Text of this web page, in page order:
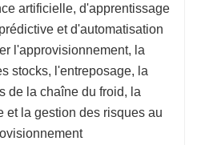
artificielle, d'apprentissage
et d'automatisation
l'approvisionnement, la
stocks, l'entreposage, la
de la chaîne du froid, la
et la gestion des risques au